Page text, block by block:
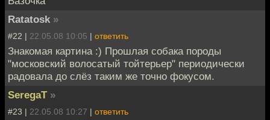
Ratatosk »
#22 | 22.05.08 10:05 | ответить
Знакомая картина :) Прошлая собака породы
"московский волосатый тойтерьер" периодически
радовала до слёз таким же точно фокусом.
SeregaT »
#23 | 22.05.08 10:27 | ответить